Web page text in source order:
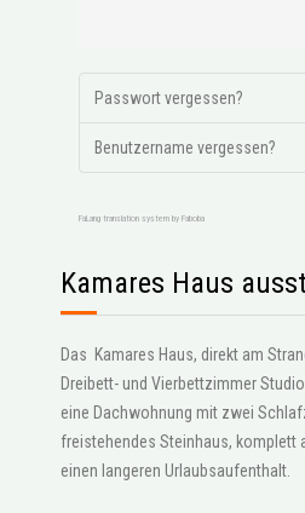
Passwort vergessen?
Benutzername vergessen?
FaLang translation system by Faboba
Kamares Haus
Das Kamares Haus, direkt am
Dreibett- und Vierbettzimmer
eine Dachwohnung mit zwei
freistehendes Steinhaus, komplett
einen langeren Urlaubsaufenthalt.